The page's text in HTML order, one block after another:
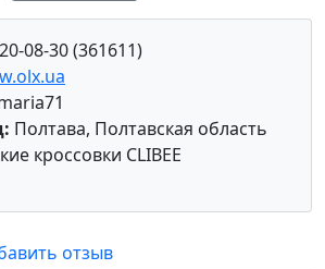
08-30 (361611)
Полтава, Полтавская область
кроссовки CLIBEE
отзыв